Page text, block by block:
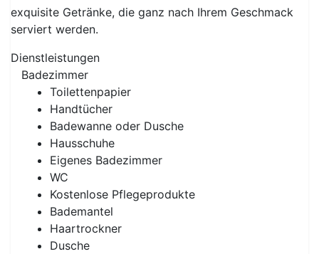
exquisite Getränke, die ganz nach Ihrem Geschmack
serviert werden.
Dienstleistungen
Badezimmer
Toilettenpapier
Handtücher
Badewanne oder Dusche
Hausschuhe
Eigenes Badezimmer
WC
Kostenlose Pflegeprodukte
Bademantel
Haartrockner
Dusche